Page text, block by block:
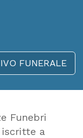
FUNERALE
Funebri
iscritte a